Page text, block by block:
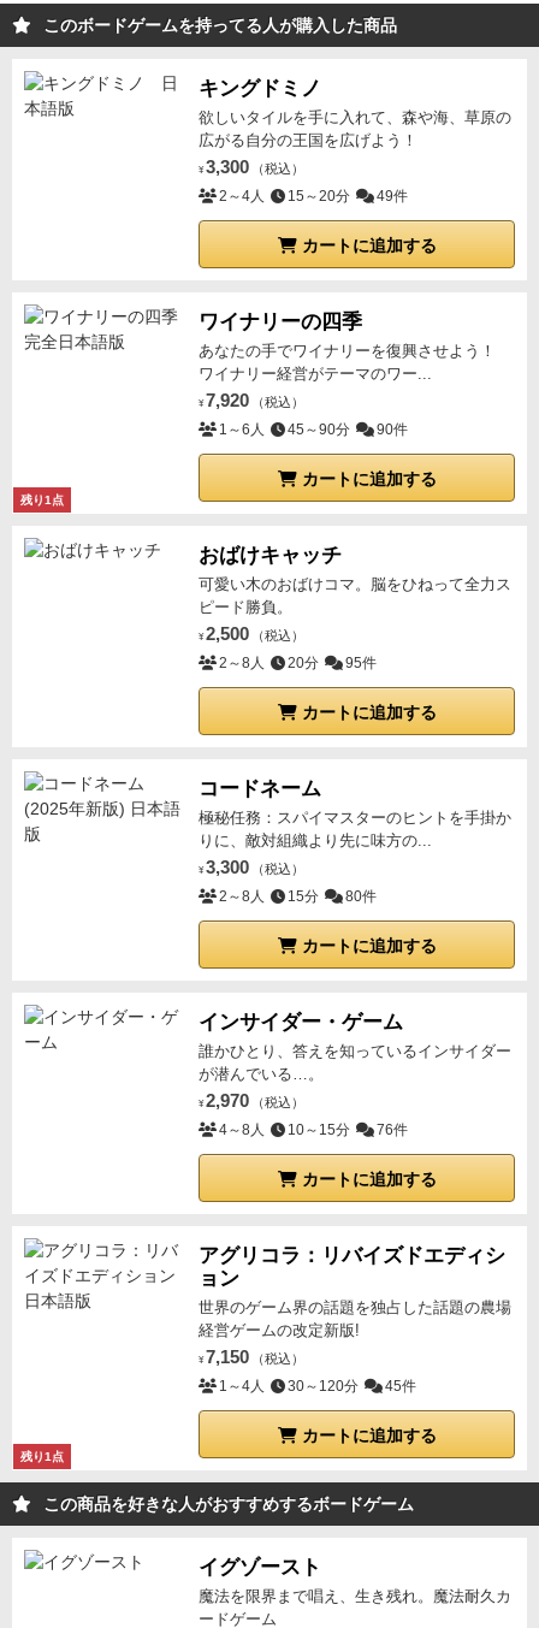
このボードゲームを持ってる人が購入した商品
キングドミノ
欲しいタイルを手に入れて、森や海、草原の
広がる自分の王国を広げよう！
¥ 3,300 （税込）
2～4人 15～20分 49件
カートに追加する
残り1点
ワイナリーの四季
あなたの手でワイナリーを復興させよう！
ワイナリー経営がテーマのワー...
¥ 7,920 （税込）
1～6人 45～90分 90件
カートに追加する
おばけキャッチ
可愛い木のおばけコマ。脳をひねって全力ス
ピード勝負。
¥ 2,500 （税込）
2～8人 20分 95件
カートに追加する
コードネーム
極秘任務：スパイマスターのヒントを手掛か
りに、敵対組織より先に味方の...
¥ 3,300 （税込）
2～8人 15分 80件
カートに追加する
インサイダー・ゲーム
誰かひとり、答えを知っているインサイダー
が潜んでいる…。
¥ 2,970 （税込）
4～8人 10～15分 76件
カートに追加する
残り1点
アグリコラ：リバイズドエディシ
ョン
世界のゲーム界の話題を独占した話題の農場
経営ゲームの改定新版!
¥ 7,150 （税込）
1～4人 30～120分 45件
カートに追加する
この商品を好きな人がおすすめするボードゲーム
イグゾースト
魔法を限界まで唱え、生き残れ。魔法耐久カ
ードゲーム